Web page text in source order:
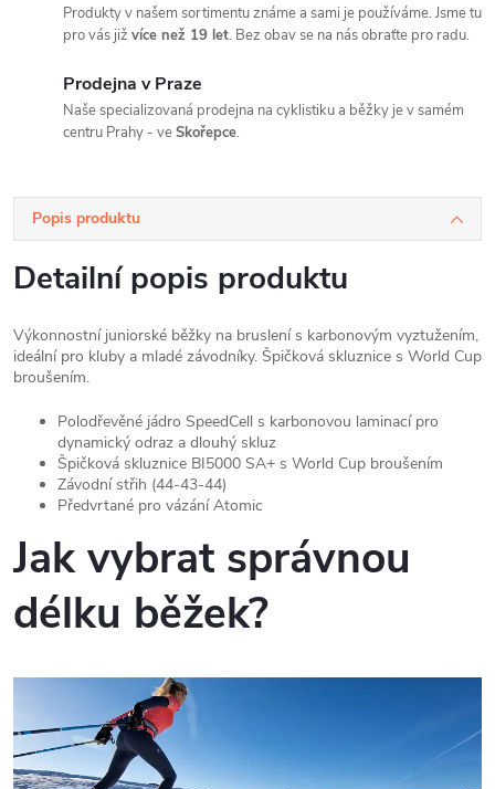
Produkty v našem sortimentu známe a sami je používáme. Jsme tu
pro vás již více než 19 let. Bez obav se na nás obraťte pro radu.
Prodejna v Praze
Naše specializovaná prodejna na cyklistiku a běžky je v samém
centru Prahy - veSkořepce.
Popis produktu
Detailní popis produktu
Výkonnostní juniorské běžky na bruslení s karbonovým vyztužením,
ideální pro kluby a mladé závodníky. Špičková skluznice s World Cup
broušením.
Polodřevěné jádro SpeedCell s karbonovou laminací pro
dynamický odraz a dlouhý skluz
Špičková skluznice BI5000 SA+ s World Cup broušením
Závodní střih (44-43-44)
Předvrtané pro vázání Atomic
Jak vybrat správnou
délku běžek?